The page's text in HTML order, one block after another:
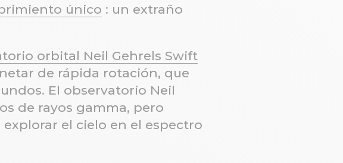
único : un extraño
orbital Neil Gehrels Swift
de rápida rotación, que
El observatorio Neil
de rayos gamma, pero
el cielo en el espectro